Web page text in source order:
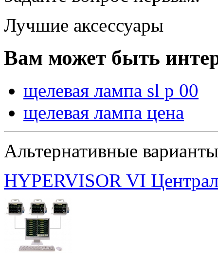
Лучшие аксессуары
Вам может быть
щелевая лампа sl p 00
щелевая лампа цена
Альтернативные варианты
HYPERVISOR VI